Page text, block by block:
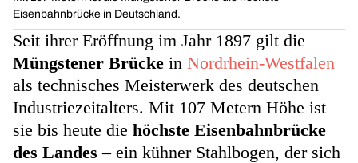
Eisenbahnbrücke in Deutschland.
Seit ihrer Eröffnung im Jahr 1897 gilt die
Müngstener Brücke in Nordrhein-Westfalen
als technisches Meisterwerk des deutschen
Industriezeitalters. Mit 107 Metern Höhe ist
sie bis heute die höchste Eisenbahnbrücke
des Landes – ein kühner Stahlbogen, der sich